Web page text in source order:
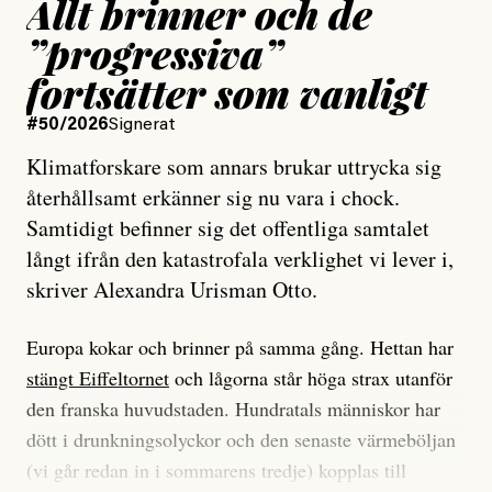
Allt brinner och de
”progressiva”
fortsätter som vanligt
#50/2026Signerat
Klimatforskare som annars brukar uttrycka sig
återhållsamt erkänner sig nu vara i chock.
Samtidigt befinner sig det offentliga samtalet
långt ifrån den katastrofala verklighet vi lever i,
skriver Alexandra Urisman Otto.
Europa kokar och brinner på samma gång. Hettan har
stängt Eiffeltornet och lågorna står höga strax utanför
den franska huvudstaden. Hundratals människor har
dött i drunkningsolyckor och den senaste värmeböljan
(vi går redan in i sommarens tredje) kopplas till